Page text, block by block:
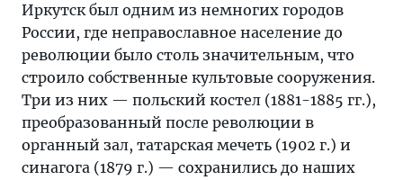
Иркутск был одним из немногих городов
России, где неправославное население до
революции было столь значительным, что
строило собственные культовые сооружения.
Три из них — польский костел (1881-1885 гг.),
преобразованный после революции в
органный зал, татарская мечеть (1902 г.) и
синагога (1879 г.) — сохранились до наших